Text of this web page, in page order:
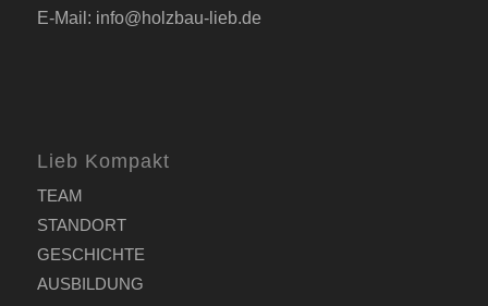
E-Mail: info@holzbau-lieb.de
Lieb Kompakt
TEAM
STANDORT
GESCHICHTE
AUSBILDUNG